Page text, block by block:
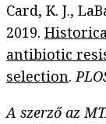
Card, K. J.,
2019.
antibiotic
selection.
A szerző az